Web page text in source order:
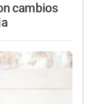
cambios